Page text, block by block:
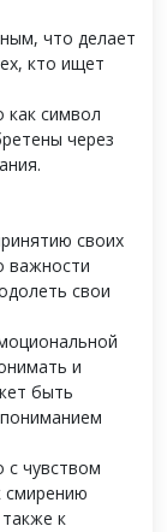
что делает
кто ищет
символ
через
своих
важности
свои
и
быть
чувством
смирению
к